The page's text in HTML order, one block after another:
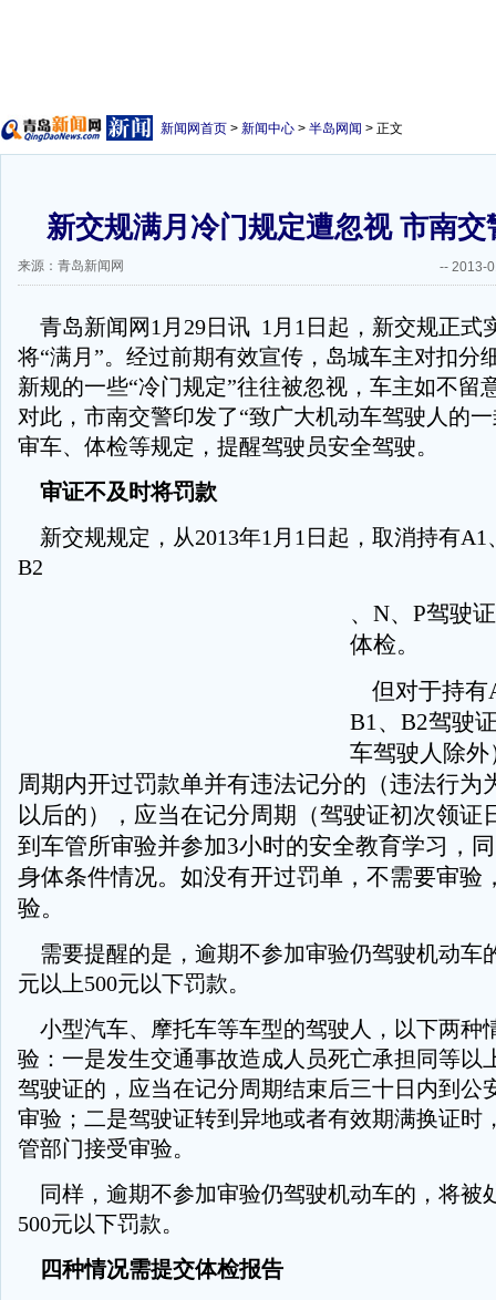
新闻网首页 > 新闻中心 > 半岛网闻 > 正文
新交规满月冷门规定遭忽视 市南交
来源：青岛新闻网 -- 2013-
青岛新闻网1月29日讯 1月1日起，新交规正式
将“满月”。经过前期有效宣传，岛城车主对扣分
新规的一些“冷门规定”往往被忽视，车主如不留
对此，市南交警印发了“致广大机动车驾驶人的
审车、体检等规定，提醒驾驶员安全驾驶。
审证不及时将罚款
新交规规定，从2013年1月1日起，取消持有A1
B2
、N、P驾驶
体检。
但对于持有
B1、B2驾驶
车驾驶人除
周期内开过罚款单并有违法记分的（违法行为
以后的），应当在记分周期（驾驶证初次领证
到车管所审验并参加3小时的安全教育学习，
身体条件情况。如没有开过罚单，不需要审验
验。
需要提醒的是，逾期不参加审验仍驾驶机动车
元以上500元以下罚款。
小型汽车、摩托车等车型的驾驶人，以下两种
验：一是发生交通事故造成人员死亡承担同等以
驾驶证的，应当在记分周期结束后三十日内到公
审验；二是驾驶证转到异地或者有效期满换证时
管部门接受审验。
同样，逾期不参加审验仍驾驶机动车的，将被
500元以下罚款。
四种情况需提交体检报告